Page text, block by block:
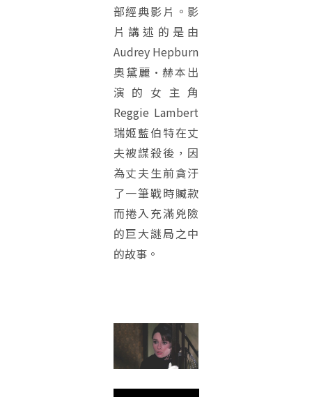
部經典影片。影
片講述的是由
Audrey Hepburn
奧黛麗·赫本出
演的女主角
Reggie Lambert
瑞姬藍伯特在丈
夫被謀殺後，因
為丈夫生前貪汙
了一筆戰時贓款
而捲入充滿兇險
的巨大謎局之中
的故事。